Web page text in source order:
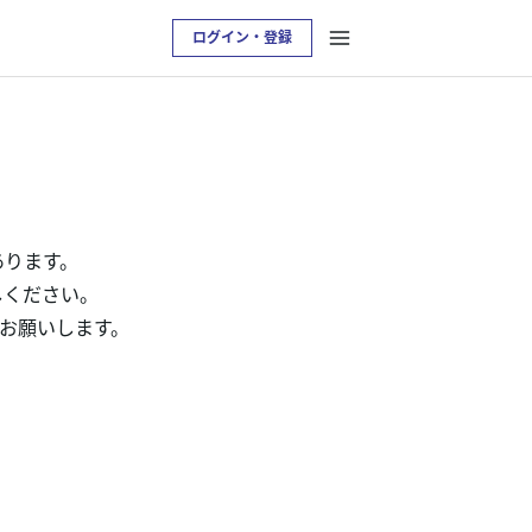
ログイン・登録
ます。
ださい。
いします。